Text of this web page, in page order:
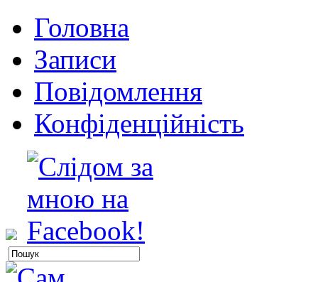
Головна
Записи
Повідомлення
Конфіденційність